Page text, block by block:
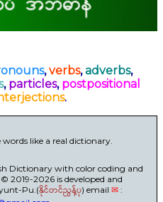
,verbs,adverbs,
, particles, postpositional
.
like a real dictionary.
Dictionary with color coding and
2019-2026 is developed and
Pu.(နိုင်တင်ညွန့်ပု) email ✉: